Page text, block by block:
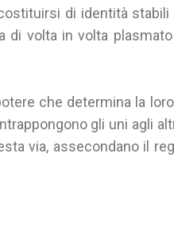
di identità stabili
di volta in volta
che determina la
gli uni agli
via, assecondano il